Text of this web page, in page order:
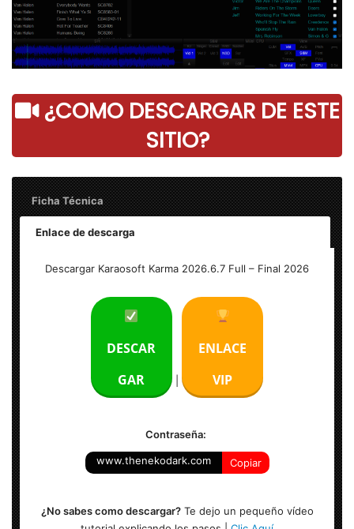
¿COMO DESCARGAR DE ESTE
SITIO?
Ficha Técnica
Enlace de descarga
Descargar Karaosoft Karma 2026.6.7 Full – Final 2026
DESCAR
GAR
ENLACE
VIP
Contraseña:
www.thenekodark.com Copiar
¿No sabes como descargar?Te dejo un pequeño vídeo